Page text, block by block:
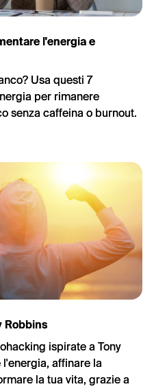
l'energia e
Usa questi 7
per rimanere
senza caffeina o burnout.
Robbins
ispirate a Tony
affinare la
la tua vita, grazie a